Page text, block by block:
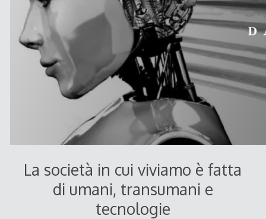
La società in cui viviamo è fatta
di umani, transumani e
tecnologie